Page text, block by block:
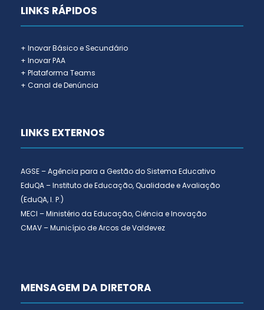
LINKS RÁPIDOS
+ Inovar Básico e Secundário
+ Inovar PAA
+ Plataforma Teams
+ Canal de Denúncia
LINKS EXTERNOS
AGSE – Agência para a Gestão do Sistema Educativo
EduQA – Instituto de Educação, Qualidade e Avaliação
(EduQA, I. P.)
MECI – Ministério da Educação, Ciência e Inovação
CMAV – Município de Arcos de Valdevez
MENSAGEM DA DIRETORA